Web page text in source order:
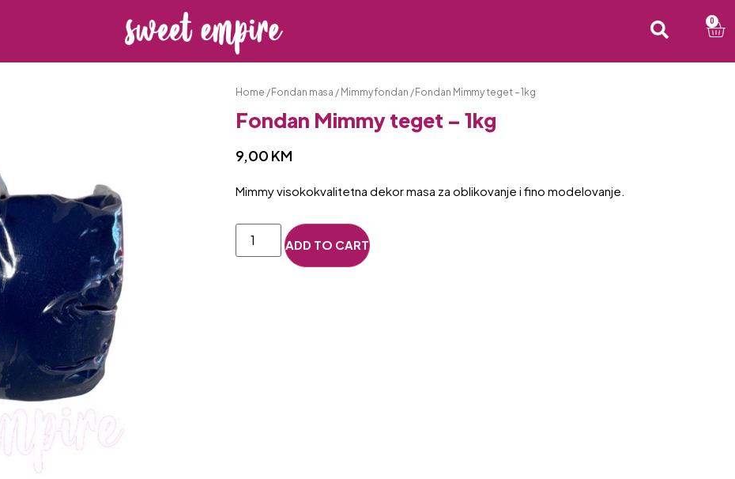
0
Home / Fondan masa / Mimmy fondan / Fondan Mimmy teget – 1kg
Fondan Mimmy teget – 1kg
9,00 KM
Mimmy visokokvalitetna dekor masa za oblikovanje i fino modelovanje.
ADD TO CART